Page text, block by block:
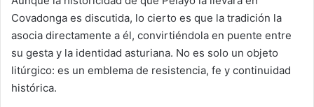
Covadonga es discutida, lo cierto es que la tradición la
asocia directamente a él, convirtiéndola en puente entre
su gesta y la identidad asturiana. No es solo un objeto
litúrgico: es un emblema de resistencia, fe y continuidad
histórica.